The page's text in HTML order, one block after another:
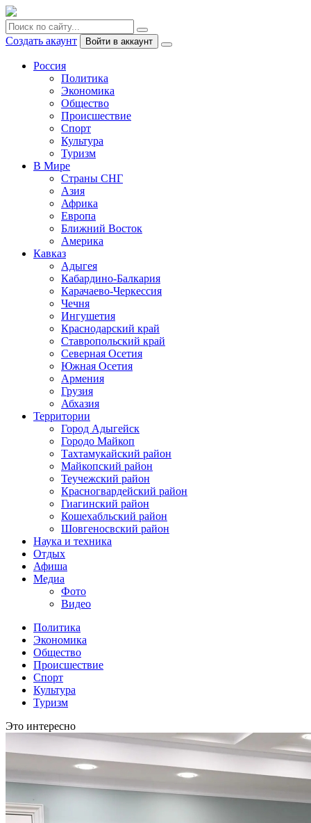
Создать акаунт Войти в аккаунт
Россия
Политика
Экономика
Общество
Происшествие
Спорт
Культура
Туризм
В Мире
Страны СНГ
Азия
Африка
Европа
Ближний Восток
Америка
Кавказ
Адыгея
Кабардино-Балкария
Карачаево-Черкессия
Чечня
Ингушетия
Краснодарский край
Ставропольский край
Северная Осетия
Южная Осетия
Армения
Грузия
Абхазия
Территории
Город Адыгейск
Городо Майкоп
Тахтамукайский район
Майкопский район
Теучежский район
Красногвардейский район
Гиагинский район
Кошехабльский район
Шовгеносвский район
Наука и техника
Отдых
Афиша
Медиа
Фото
Видео
Политика
Экономика
Общество
Происшествие
Спорт
Культура
Туризм
Это интересно